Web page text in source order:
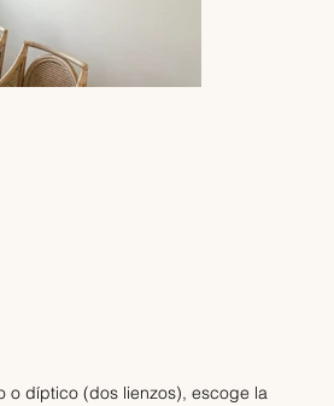
o díptico (dos lienzos), escoge la